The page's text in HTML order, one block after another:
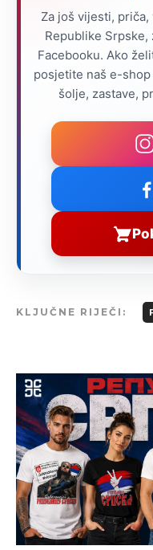
Za još vijesti,
Republike Srpske,
Facebooku. Ako
posjetite naš e-
šolje, zastave,
KLJUČNE RIJEČI: